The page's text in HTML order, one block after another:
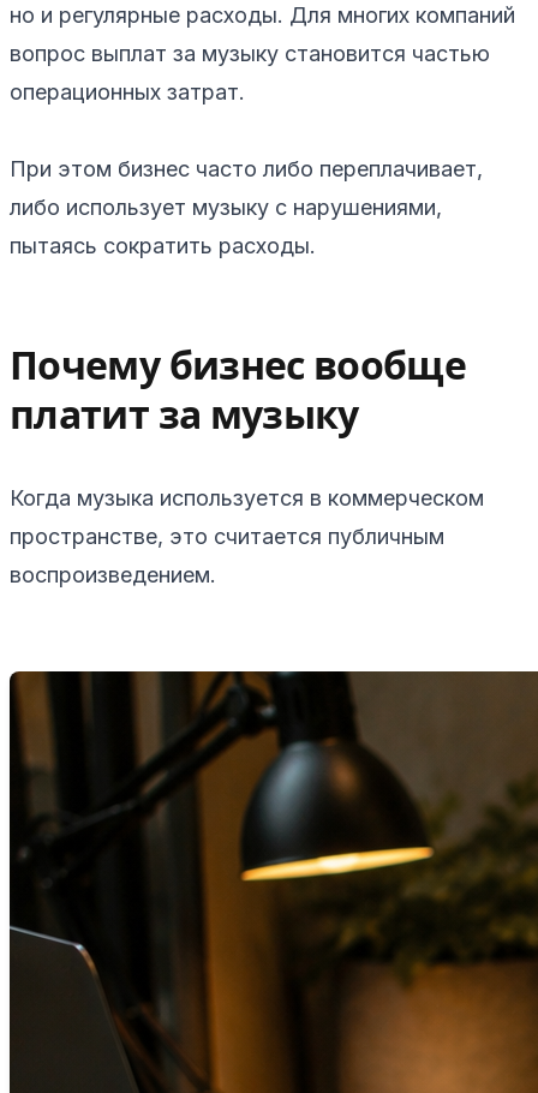
но и регулярные расходы. Для многих компаний
вопрос выплат за музыку становится частью
операционных затрат.
При этом бизнес часто либо переплачивает,
либо использует музыку с нарушениями,
пытаясь сократить расходы.
Почему бизнес вообще
платит за музыку
Когда музыка используется в коммерческом
пространстве, это считается публичным
воспроизведением.